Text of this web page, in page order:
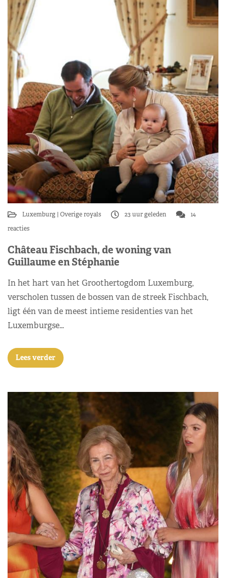
Luxemburg Overige royals 23 uur geleden
14
reacties
Château Fischbach, de woning van
Guillaume en Stéphanie
In het hart van het Groothertogdom Luxemburg,
verscholen tussen de bossen van de streek Fischbach,
ligt één van de meest intieme residenties van het
Luxemburgse…
Lees verder